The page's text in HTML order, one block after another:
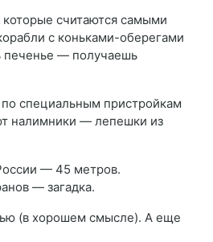
считаются самыми
с коньками-оберегами
печенье — получаешь
по специальным пристройкам
налимники — лепешки из
— 45 метров.
— загадка.
(в хорошем смысле). А еще